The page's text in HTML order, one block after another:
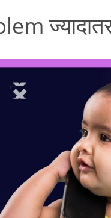
ज्यादातर